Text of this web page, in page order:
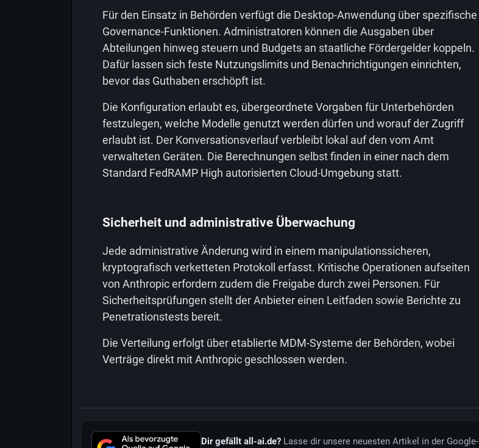
Für den Einsatz in Behörden verfügt die Desktop-Anwendung über spezifische
Governance-Funktionen. Administratoren können die Ausgaben über
Abteilungen hinweg steuern und Budgets an staatliche Fördergelder koppeln.
Dafür lassen sich feste Nutzungslimits und Benachrichtigungen einrichten,
bevor das Guthaben erschöpft ist.
Die Konfiguration erlaubt es, übergeordnete Vorgaben für Unterbehörden
festzulegen, welche Modelle genutzt werden dürfen und worauf der Zugriff
erlaubt ist. Der Konversationsverlauf verbleibt lokal auf den vom Amt
verwalteten Geräten. Die Berechnungen selbst finden in einer nach dem
Standard FedRAMP High autorisierten Cloud-Umgebung statt.
Sicherheit und administrative Überwachung
Jede administrative Änderung wird in einem manipulationssicheren,
kryptografisch verketteten Protokoll erfasst. Kritische Operationen aufseiten
von Anthropic erfordern zudem die Freigabe durch zwei Personen. Für
Sicherheitsprüfungen stellt der Anbieter einen Leitfaden sowie Berichte zu
Penetrationstests bereit.
Die Verteilung erfolgt über etablierte MDM-Systeme der Behörden, wobei
Verträge direkt mit Anthropic geschlossen werden.
Dir gefällt all-ai.de? Lasse dir unsere neuesten Artikel in der Google-